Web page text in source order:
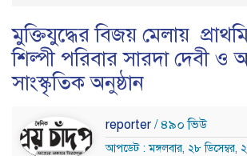
মুক্তিযুদ্ধের বিজয় মেলায়
শিল্পী পরিবার সারদা দেবী ও
সাংস্কৃতিক অনুষ্ঠান
reporter / ৪৯০ ভিউ
আপডেট : মঙ্গলবার, ২৮ ডিসেম্বর,